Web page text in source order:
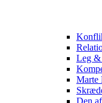
Leg &
Marte
Den